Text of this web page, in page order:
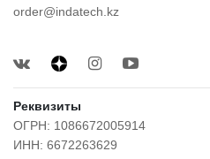
order@indatech.kz
Реквизиты
ОГРН: 1086672005914
ИНН: 6672263629